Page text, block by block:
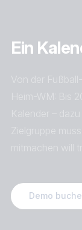
Ein
Demo